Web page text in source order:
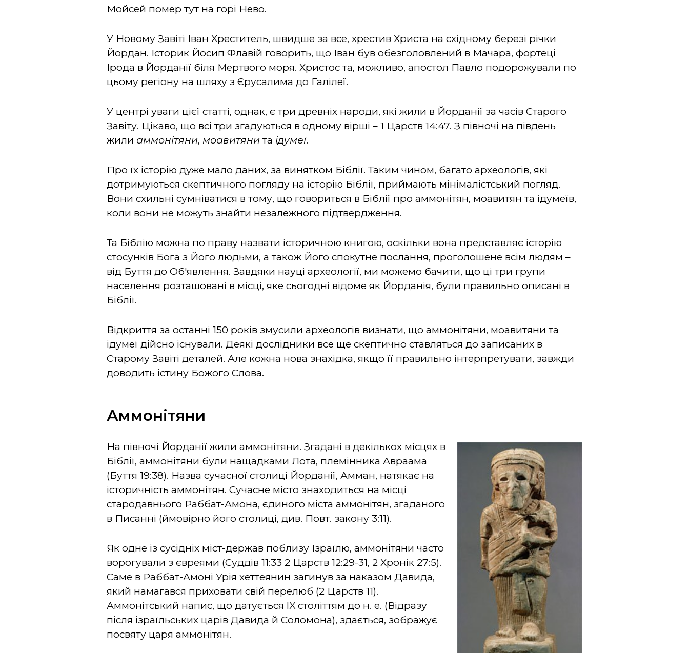
Мойсей помер тут на горі Нево.
У Новому Завіті Іван Хреститель, швидше за все, хрестив Христа на східному березі річки
Йордан. Історик Йосип Флавій говорить, що Іван був обезголовлений в Мачара, фортеці
Ірода в Йорданії біля Мертвого моря. Христос та, можливо, апостол Павло подорожували по
цьому регіону на шляху з Єрусалима до Галілеї.
У центрі уваги цієї статті, однак, є три древніх народи, які жили в Йорданії за часів Старого
Завіту. Цікаво, що всі три згадуються в одному вірші – 1 Царств 14:47. З півночі на південь
жили аммонітяни, моавитяни та ідумеї.
Про їх історію дуже мало даних, за винятком Біблії. Таким чином, багато археологів, які
дотримуються скептичного погляду на історію Біблії, приймають мінімалістський погляд.
Вони схильні сумніватися в тому, що говориться в Біблії про аммонітян, моавитян та ідумеїв,
коли вони не можуть знайти незалежного підтвердження.
Та Біблію можна по праву назвати історичною книгою, оскільки вона представляє історію
стосунків Бога з Його людьми, а також Його спокутне послання, проголошене всім людям –
від Буття до Об'явлення. Завдяки науці археології, ми можемо бачити, що ці три групи
населення розташовані в місці, яке сьогодні відоме як Йорданія, були правильно описані в
Біблії.
Відкриття за останні 150 років змусили археологів визнати, що аммонітяни, моавитяни та
ідумеї дійсно існували. Деякі дослідники все ще скептично ставляться до записаних в
Старому Завіті деталей. Але кожна нова знахідка, якщо її правильно інтерпретувати, завжди
доводить істину Божого Слова.
Аммонітяни
На півночі Йорданії жили аммонітяни. Згадані в декількох місцях в
Біблії, аммонітяни були нащадками Лота, племінника Авраама
(Буття 19:38). Назва сучасної столиці Йорданії, Амман, натякає на
історичність аммонітян. Сучасне місто знаходиться на місці
стародавнього Раббат-Амона, єдиного міста аммонітян, згаданого
в Писанні (ймовірно його столиці, див. Повт. закону 3:11).
Як одне із сусідніх міст-держав поблизу Ізраїлю, аммонітяни часто
ворогували з євреями (Суддів 11:33 2 Царств 12:29-31, 2 Хронік 27:5).
Саме в Раббат-Амоні Урія хеттеянин загинув за наказом Давида,
який намагався приховати свій перелюб (2 Царств 11).
Аммонітський напис, що датується IX століттям до н. е. (Відразу
після ізраїльських царів Давида й Соломона), здається, зображує
посвяту царя аммонітян.